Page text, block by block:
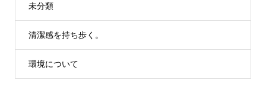
未分類
清潔感を持ち歩く。
環境について